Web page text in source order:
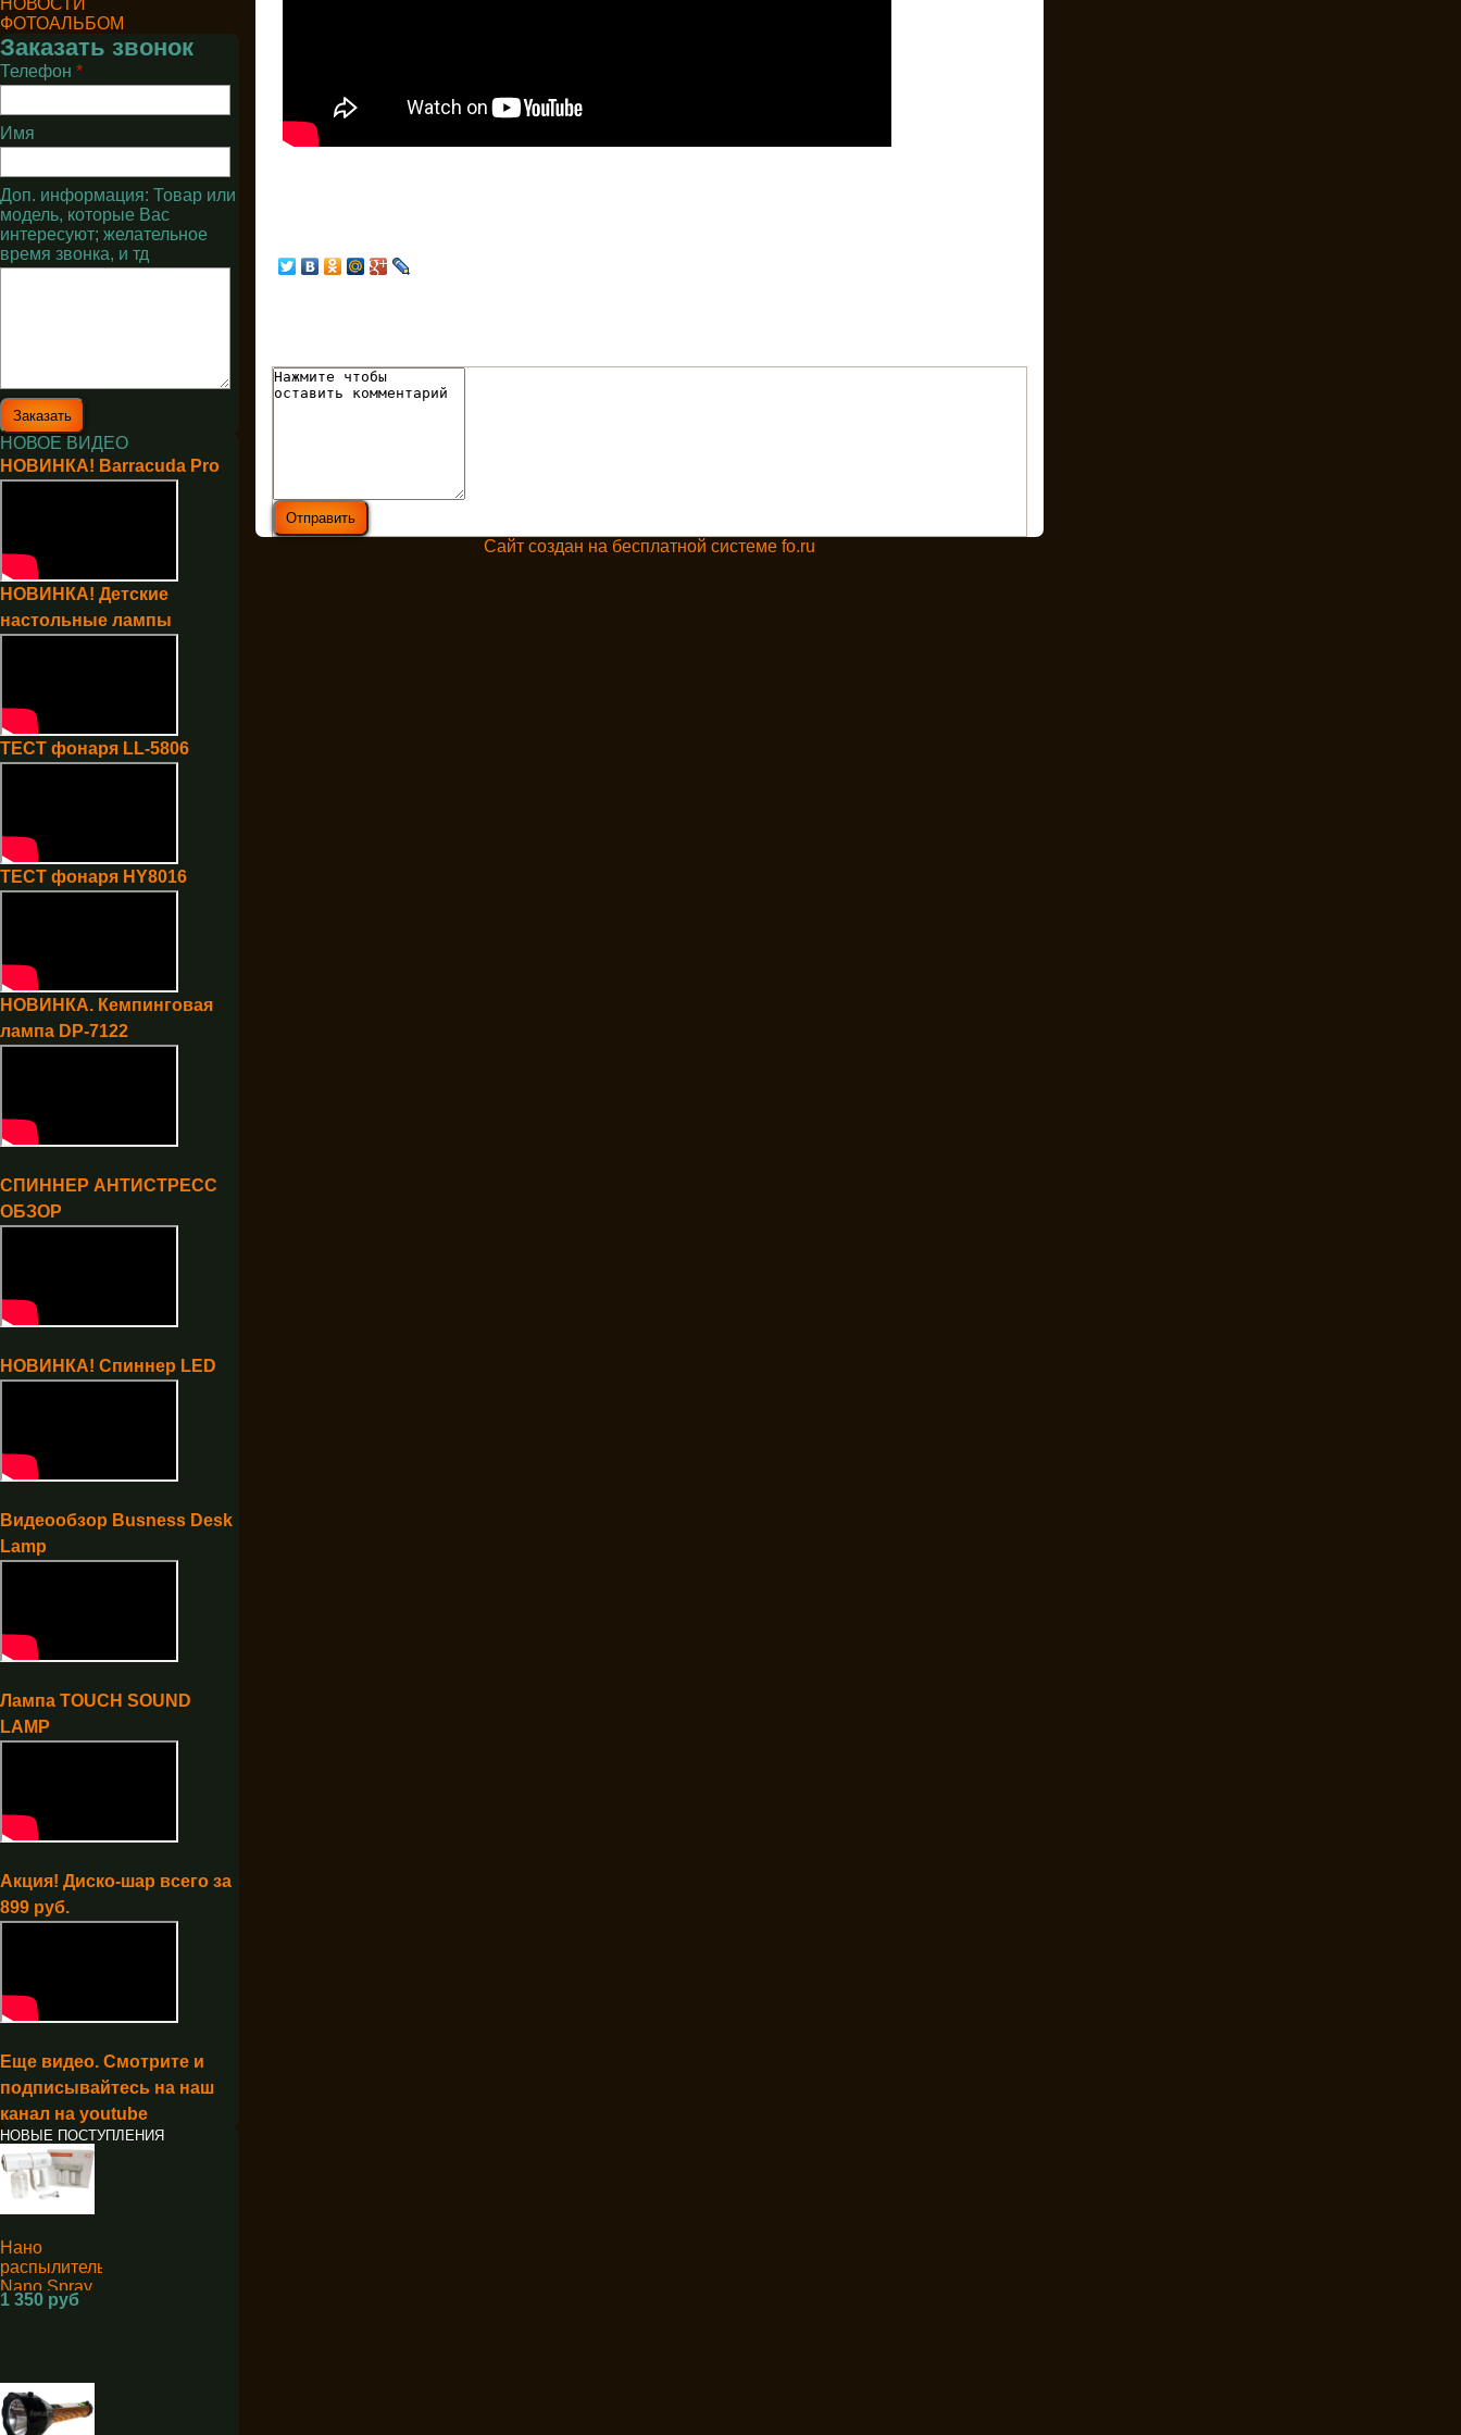
НОВОСТИ
ФОТОАЛЬБОМ
Заказать звонок
Телефон *
Имя
Доп. информация: Товар или
модель, которые Вас
интересуют; желательное
время звонка, и тд
НОВОЕ ВИДЕО
НОВИНКА! Barracuda Pro
НОВИНКА! Детские
настольные лампы
ТЕСТ фонаря LL-5806
ТЕСТ фонаря HY8016
НОВИНКА. Кемпинговая
лампа DP-7122
СПИННЕР АНТИСТРЕСС
ОБЗОР
НОВИНКА! Спиннер LED
Видеообзор Busness Desk
Lamp
Лампа TOUCH SOUND
LAMP
Акция! Диско-шар всего за
899 руб.
Еще видео. Смотрите и
подписывайтесь на наш
канал на youtube
НОВЫЕ ПОСТУПЛЕНИЯ
Нано
распылитель
Nano Spray
Machine K5
1 350 руб
Сайт создан на бесплатной системе fo.ru